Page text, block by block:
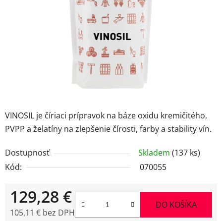
VINOSIL je číriaci prípravok na báze oxidu kremičitého,
PVPP a želatíny na zlepšenie čírosti, farby a stability vín.
Dostupnosť Skladem (137 ks)
Kód:
070055
129,28 €
105,11 € bez DPH
DO KOŠÍKA